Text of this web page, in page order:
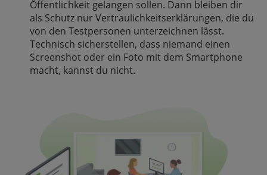
Öffentlichkeit gelangen sollen. Dann bleiben dir
als Schutz nur Vertraulichkeitserklärungen, die du
von den Testpersonen unterzeichnen lässt.
Technisch sicherstellen, dass niemand einen
Screenshot oder ein Foto mit dem Smartphone
macht, kannst du nicht.